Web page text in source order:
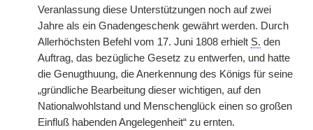
Veranlassung diese Unterstützungen noch auf zwei
Jahre als ein Gnadengeschenk gewährt werden. Durch
Allerhöchsten Befehl vom 17. Juni 1808 erhielt S. den
Auftrag, das bezügliche Gesetz zu entwerfen, und hatte
die Genugthuung, die Anerkennung des Königs für seine
„gründliche Bearbeitung dieser wichtigen, auf den
Nationalwohlstand und Menschenglück einen so großen
Einfluß habenden Angelegenheit“ zu ernten.